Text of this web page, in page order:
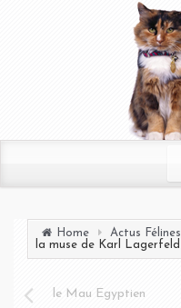
Home Actus Félines
la muse de Karl Lagerfeld
le Mau Egyptien